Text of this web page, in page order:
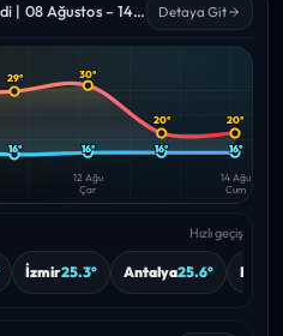
Ağaçören 7 Günlük Sıcaklık Trendi | 08 Ağustos – 14 Ağustos 2026 Detaya Git
29°
16°
30°
16°
20°
16°
20°
16°
12 Ağu
Çar
14 Ağu
Cum
Hızlı geçiş
İzmir25.3° Antalya25.6° Bursa